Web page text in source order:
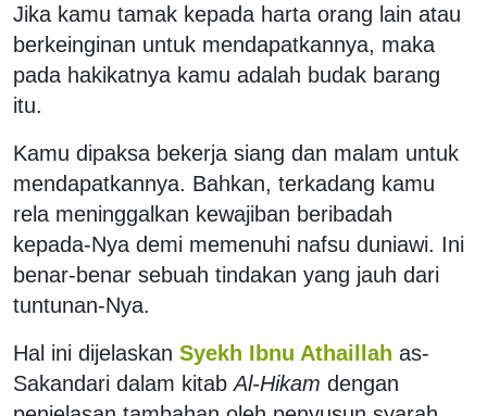
Jika kamu tamak kepada harta orang lain atau
berkeinginan untuk mendapatkannya, maka
pada hakikatnya kamu adalah budak barang
itu.
Kamu dipaksa bekerja siang dan malam untuk
mendapatkannya. Bahkan, terkadang kamu
rela meninggalkan kewajiban beribadah
kepada-Nya demi memenuhi nafsu duniawi. Ini
benar-benar sebuah tindakan yang jauh dari
tuntunan-Nya.
Hal ini dijelaskan Syekh Ibnu Athaillah as-
Sakandari dalam kitabAl-Hikam dengan